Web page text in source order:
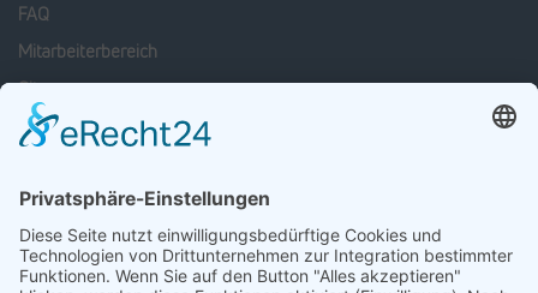
FAQ
Mitarbeiterbereich
Sitemap
SOCIAL MEDIA
Facebook
Linkedin
xingInstagram